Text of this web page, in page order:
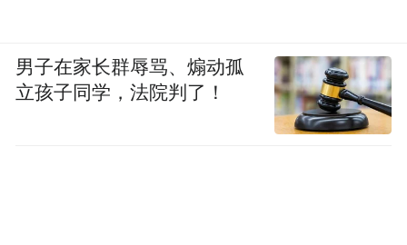
男子在家长群辱骂、煽动孤
立孩子同学，法院判了！